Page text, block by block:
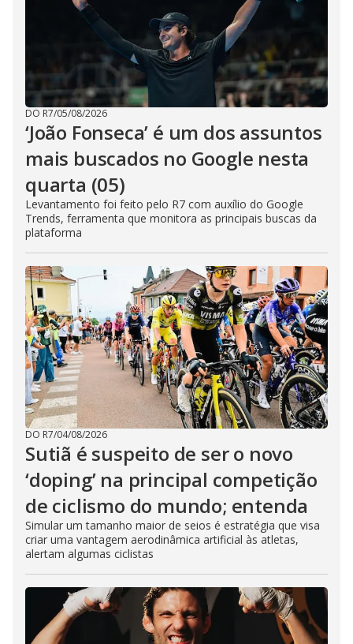
DO R7/05/08/2026
‘João Fonseca’ é um dos assuntos
mais buscados no Google nesta
quarta (05)
Levantamento foi feito pelo R7 com auxílio do Google
Trends, ferramenta que monitora as principais buscas da
plataforma
DO R7/04/08/2026
Sutiã é suspeito de ser o novo
‘doping’ na principal competição
de ciclismo do mundo; entenda
Simular um tamanho maior de seios é estratégia que visa
criar uma vantagem aerodinâmica artificial às atletas,
alertam algumas ciclistas